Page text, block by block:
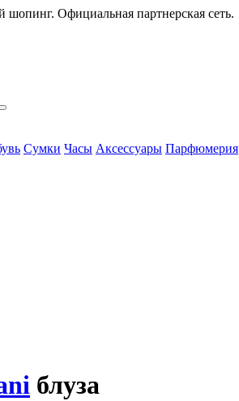
Официальная партнерская сеть.
Сумки Часы Аксессуары Парфюмерия
блуза